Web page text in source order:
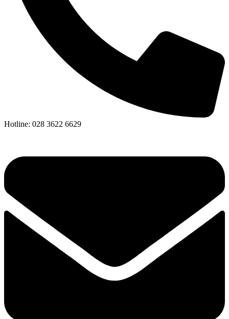
Hotline: 028 3622 6629